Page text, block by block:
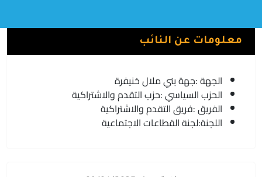
معلومات عن النائب
الجهة :جهة بني ملال خنيفرة
الحزب السياسي :حزب التقدم والاشتراكية
الفريق :فريق التقدم والاشتراكية
اللجنة:لجنة القطاعات الاجتماعية